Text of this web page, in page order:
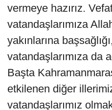
vermeye hazırız.
vatandaşlarımıza
yakınlarına
vatandaşlarımıza da
Başta
etkilenen diğer
vatandaşlarımız